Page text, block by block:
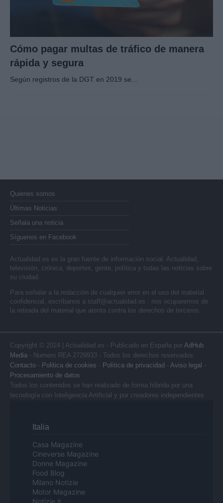
Cómo pagar multas de tráfico de manera
rápida y segura
Según registros de la DGT en 2019 se…
Quienes somos
Últimas Noticias
Señala una noticia
Síguenos en Facebook
Actualidad.es es la gran fuente de información social. Actualidad,
televisión, crónica, deportes, gente, política y todas las noticias sobre
su ciudad.
Para señalar a la redacción de cualquier error en el uso del material
confidencial, escríbanos a staff@actualidad.es : nos ocuparemos de
la retirada del material que atenta contra los derechos de terceros.
Copyright © 2024 | Actualidad.es - Publicado en España por AdHub
Media - Numero REA 2729933 - Todos los derechos reservados.
Contacto - Politica de cookies - Política de privacidad - Aviso legal -
Procesamiento de datos
Todos los contenidos se han realizado de forma híbrida por una
tecnología con Inteligencia Artificial y por creadores independientes
Italia
Casa Magazine
Cineverse Magazine
Donne Magazine
Food Blog
Milano Notizie
Motor Magazine